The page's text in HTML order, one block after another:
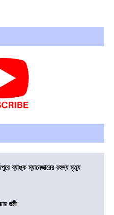
ব্যাঙ্ক ম্যানেজারের রহস্য মৃত্যু
পত্মী